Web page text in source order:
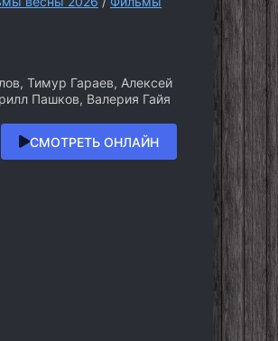
Тимур Гараев, Алексей
Пашков, Валерия Гайя
СМОТРЕТЬ ОНЛАЙН